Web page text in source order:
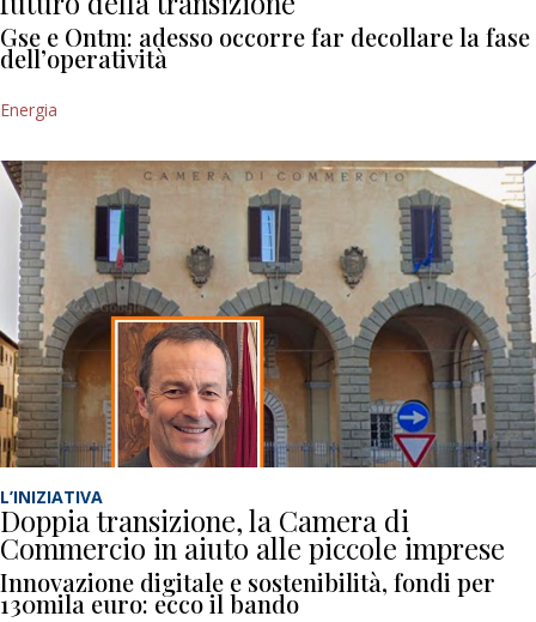
Gse e Ontm: adesso occorre far decollare la fase
dell’operatività
Energia
L’INIZIATIVA
Doppia transizione, la Camera di
Commercio in aiuto alle piccole imprese
Innovazione digitale e sostenibilità, fondi per
130mila euro: ecco il bando